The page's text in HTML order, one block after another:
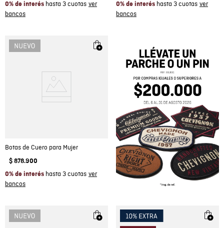
0% de interés hasta 3 cuotas
0% de interés hasta 3 cuotas
Botas de Cuero para Mujer
$ 878.900
0% de interés hasta 3 cuotas